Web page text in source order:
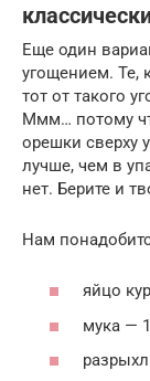
Еще один
угощением. Те,
тот от такого
Ммм… потому
орешки сверху
лучше, чем в
нет. Берите и
Нам
яйцо
мука —